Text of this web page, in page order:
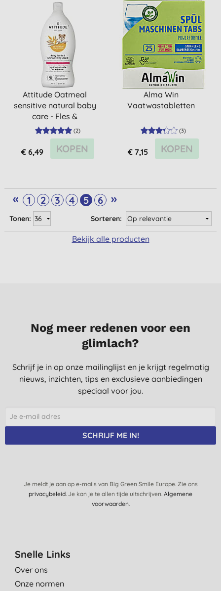
Attitude Oatmeal
sensitive natural baby
care - Fles &
Afwasmiddel
(2)
€ 6,49 KOPEN
Alma Win
Vaatwastabletten
(3)
€ 7,15 KOPEN
« 1 2 3 4 5 6 »
Sorteren:
Tonen:
Bekijk alle producten
Nog meer redenen voor een
glimlach?
Schrijf je in op onze mailinglijst en je krijgt regelmatig
nieuws, inzichten, tips en exclusieve aanbiedingen
speciaal voor jou.
SCHRIJF ME IN!
Je meldt je aan op e-mails van Big Green Smile Europe. Zie ons
privacybeleid. Je kan je te allen tijde uitschrijven. Algemene
voorwaarden.
Snelle Links
Over ons
Onze normen